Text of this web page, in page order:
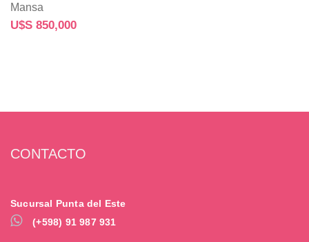
Mansa
U$S 850,000
CONTACTO
Sucursal Punta del Este
(+598) 91 987 931